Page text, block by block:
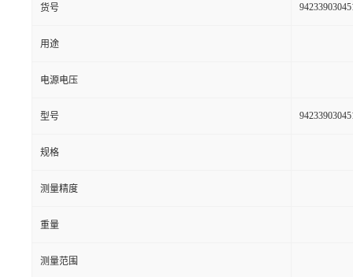
货号
用途
电源电压
型号
规格
测量精度
重量
测量范围